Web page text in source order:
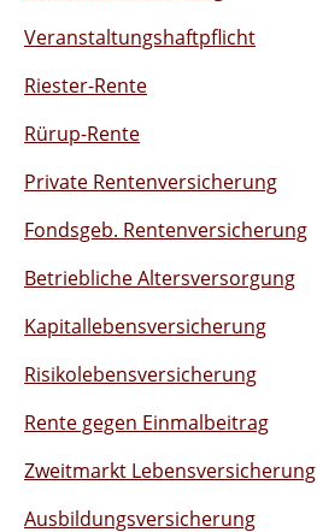
Veranstaltungshaftpflicht
Riester-Rente
Rürup-Rente
Private Rentenversicherung
Fondsgeb. Rentenversicherung
Betriebliche Altersversorgung
Kapitallebensversicherung
Risikolebensversicherung
Rente gegen Einmalbeitrag
Zweitmarkt Lebensversicherung
Ausbildungsversicherung